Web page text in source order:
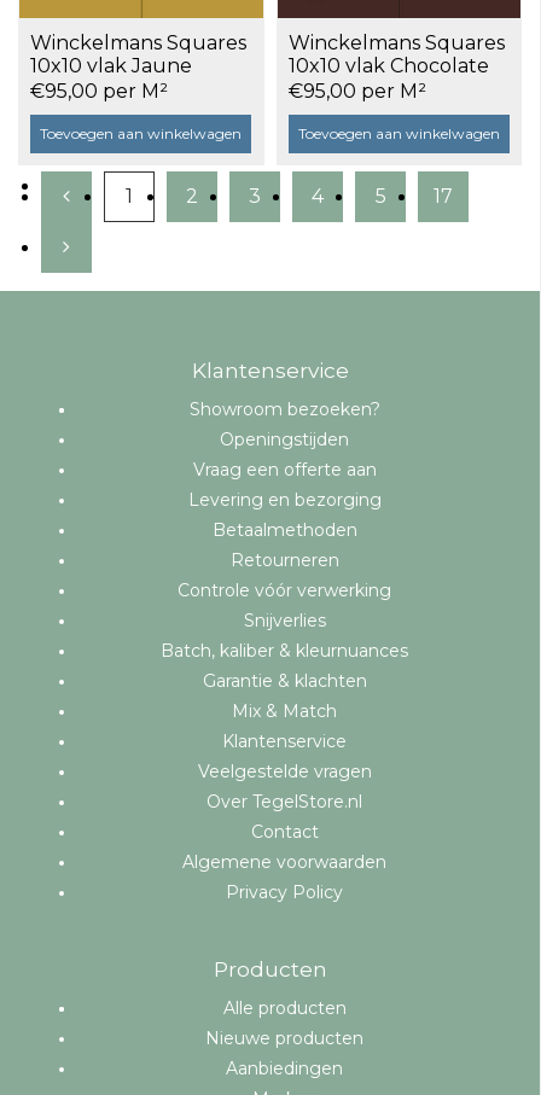
Winckelmans Squares
10x10 vlak Jaune
(JAU), 9 mm dik a 0,5
m²
€95,00 per M²
Toevoegen aan winkelwagen
Winckelmans Squares
10x10 vlak Chocolate
(CHO), 9 mm dik a 0,5
m²
€95,00 per M²
Toevoegen aan winkelwagen
1 2 3 4 5 17
Klantenservice
Showroom bezoeken?
Openingstijden
Vraag een offerte aan
Levering en bezorging
Betaalmethoden
Retourneren
Controle vóór verwerking
Snijverlies
Batch, kaliber & kleurnuances
Garantie & klachten
Mix & Match
Klantenservice
Veelgestelde vragen
Over TegelStore.nl
Contact
Algemene voorwaarden
Privacy Policy
Producten
Alle producten
Nieuwe producten
Aanbiedingen